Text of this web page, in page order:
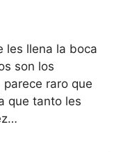
les llena la boca
son los
raro que
que tanto les